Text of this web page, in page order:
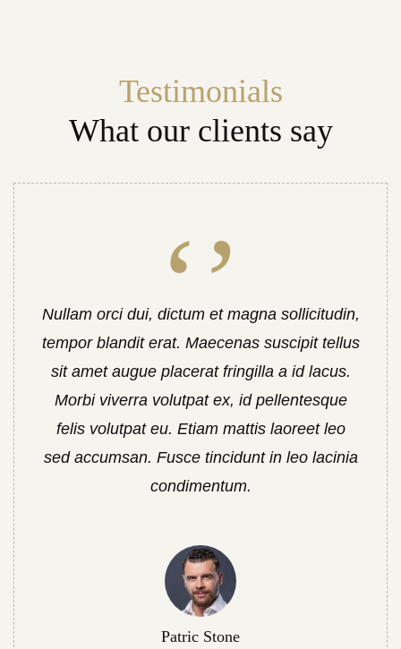
Testimonials
What our clients say
Nullam orci dui, dictum et magna sollicitudin,
tempor blandit erat. Maecenas suscipit tellus
sit amet augue placerat fringilla a id lacus.
Morbi viverra volutpat ex, id pellentesque
felis volutpat eu. Etiam mattis laoreet leo
sed accumsan. Fusce tincidunt in leo lacinia
condimentum.
Patric Stone